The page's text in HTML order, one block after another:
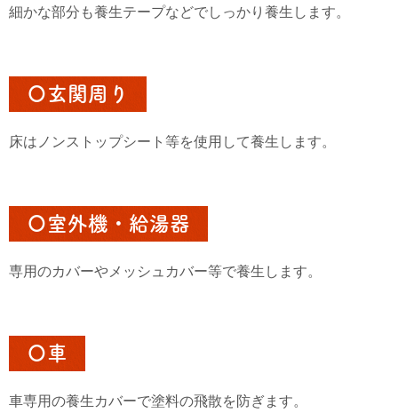
細かな部分も養生テープなどでしっかり養生します。
〇玄関周り
床はノンストップシート等を使用して養生します。
〇室外機・給湯器
専用のカバーやメッシュカバー等で養生します。
〇車
車専用の養生カバーで塗料の飛散を防ぎます。